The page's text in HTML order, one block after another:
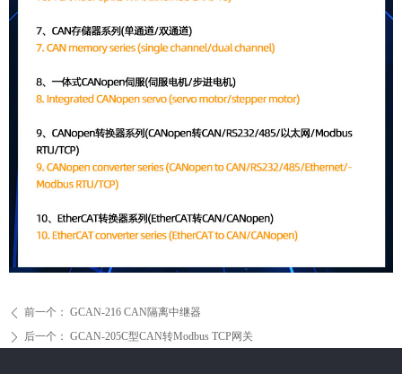
ꄴ 前一个： GCAN-216 CAN隔离中继器
ꄲ 后一个： GCAN-205C型CAN转Modbus TCP网关